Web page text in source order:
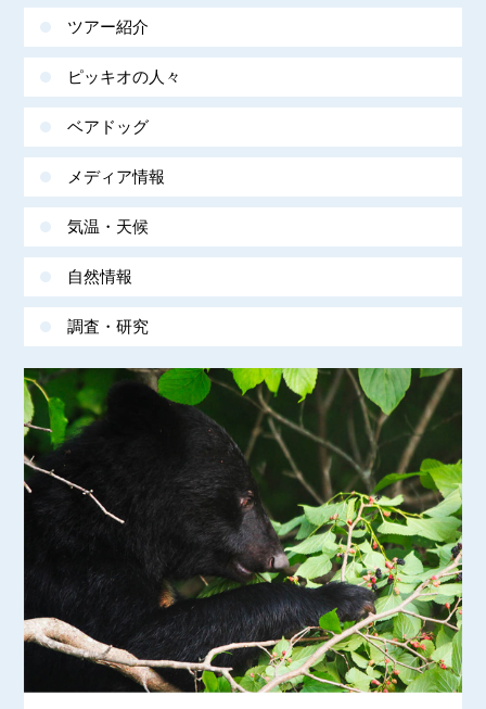
ツアー紹介
ピッキオの人々
ベアドッグ
メディア情報
気温・天候
自然情報
調査・研究